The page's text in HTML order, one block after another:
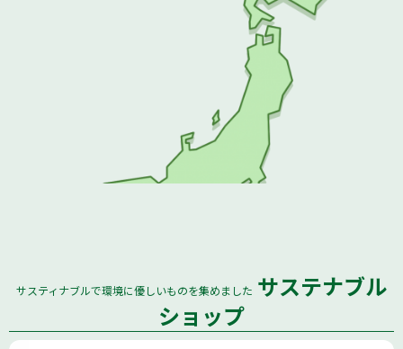
サスティナブルで環境に優しいものを集めました サステナブル
ショップ